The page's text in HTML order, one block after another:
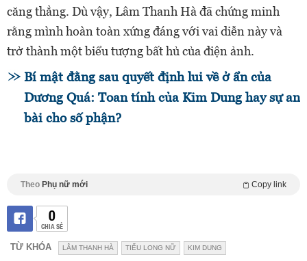
căng thẳng. Dù vậy, Lâm Thanh Hà đã chứng minh
rằng mình hoàn toàn xứng đáng với vai diễn này và
trở thành một biểu tượng bất hủ của điện ảnh.
Bí mật đằng sau quyết định lui về ở ẩn của
Dương Quá: Toan tính của Kim Dung hay sự an
bài cho số phận?
Theo Phụ nữ mới Copy link
0
CHIA SẺ
TỪ KHÓA LÂM THANH HÀ TIỂU LONG NỮ KIM DUNG